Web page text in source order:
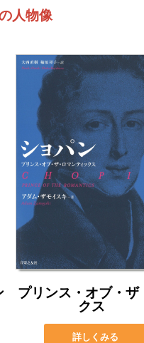
人物像
プリンス・オブ・ザ
クス
詳しくみる